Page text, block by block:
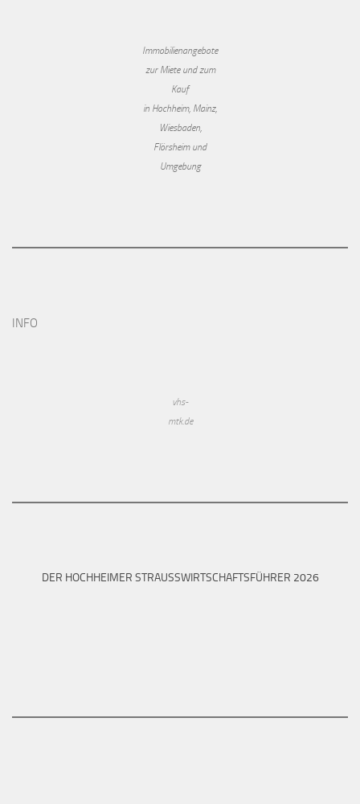
Immobilienangebote
zur Miete und zum
Kauf
in Hochheim, Mainz,
Wiesbaden,
Flörsheim und
Umgebung
INFO
vhs-
mtk.de
DER HOCHHEIMER STRAUSSWIRTSCHAFTSFÜHRER 2026